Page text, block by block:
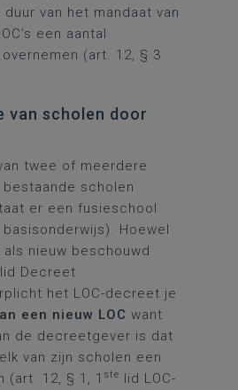
van het mandaat van
een aantal
(art. 12, § 3
van scholen door
twee of meerdere
scholen
er een fusieschool
Hoewel
nieuw beschouwd
lid Decreet
het LOC-decreet je
een nieuw LOC want
de decreetgever is dat
van zijn scholen een
(art. 12, § 1, 1 ste lid LOC-